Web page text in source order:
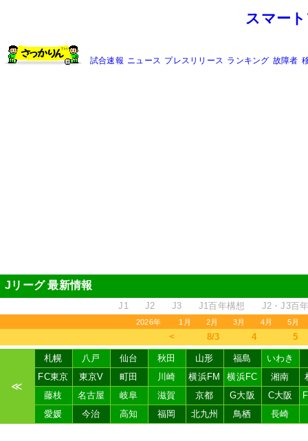
スマー
試合速報 ニュース プレスリリース ランキング 故障者
Jリーグ 最新情報
J1 J2 J3 J1百年構想 J2・J3百
2026年 1月 2月 3月 4月 5月
＜ 8/3 4 5
≪
札幌 八戸 仙台 秋田 山形 福島
いわき
FC東京
東京V 町田 川崎 横浜FM 横浜FC 湘南
藤枝
名古屋 岐阜 滋賀 京都 G大阪 C大阪
愛媛
今治 高知 福岡 北九州 鳥栖 長崎